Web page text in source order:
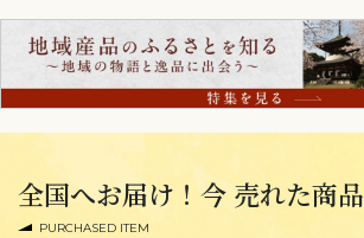
全国へお届け！今 売れた商品
PURCHASED ITEM